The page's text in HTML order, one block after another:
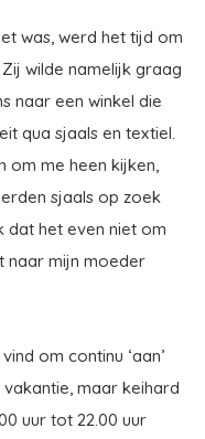
was, werd het tijd om
wilde namelijk graag
naar een winkel die
qua sjaals en textiel.
om me heen kijken,
sjaals op zoek
dat het even niet om
naar mijn moeder
om continu ‘aan’
maar keihard
uur tot 22.00 uur